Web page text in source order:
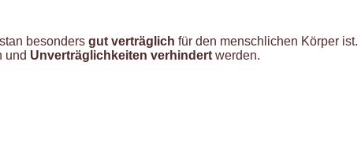
besonders gut verträglich für den menschlichen Körper
und Unverträglichkeiten verhindert werden.